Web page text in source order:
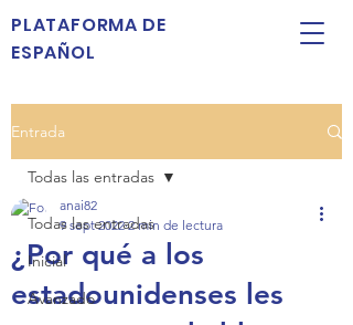
PLATAFORMA DE
ESPAÑOL
Entrada
Todas las entradas
Inicial
Avanzado
Todas las entradas
¿Por qué a los
estadounidenses les
anai82
9 sept 2022 2 min de lectura